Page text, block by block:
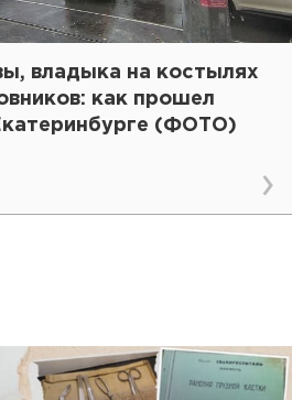
владыка на костылях
как прошел
(ФОТО)